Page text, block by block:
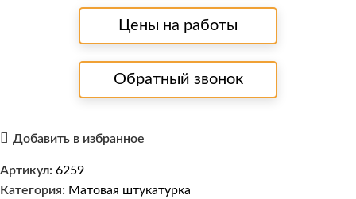
Цены на работы
Обратный звонок
Добавить в избранное
Артикул: 6259
Категория: Матовая штукатурка